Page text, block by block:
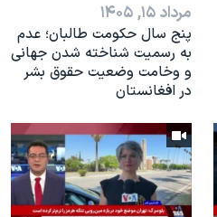
مرداد ۱۵, ۱۴۰۵
پنج سال حکومت طالبان؛ عدم
به رسمیت شناخته شدن جهانی
و وخامت وضعیت حقوق بشر
در افغانستان